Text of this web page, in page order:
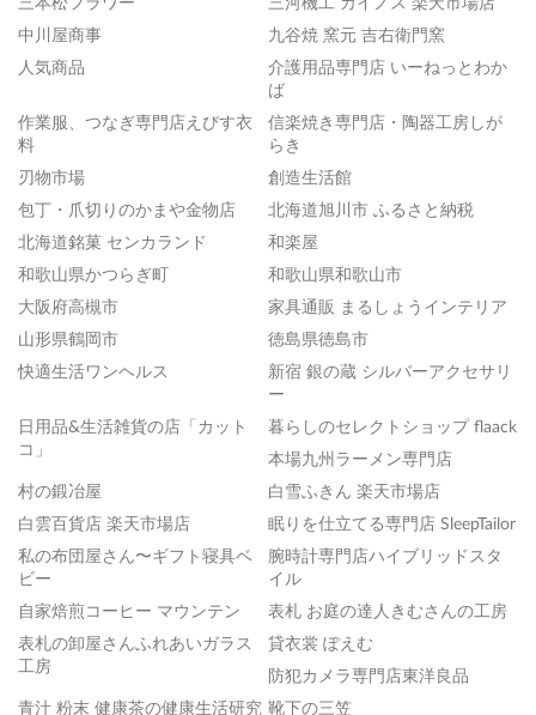
中川屋商事
九谷焼 窯元 吉右衛門窯
人気商品
介護用品専門店 いーねっとわか
ば
作業服、つなぎ専門店えびす衣
料
信楽焼き専門店・陶器工房しが
らき
刃物市場
創造生活館
包丁・爪切りのかまや金物店
北海道旭川市 ふるさと納税
北海道銘菓 センカランド
和楽屋
和歌山県かつらぎ町
和歌山県和歌山市
大阪府高槻市
家具通販 まるしょうインテリア
山形県鶴岡市
徳島県徳島市
快適生活ワンヘルス
新宿 銀の蔵 シルバーアクセサリ
ー
日用品&生活雑貨の店「カット
コ」
暮らしのセレクトショップ flaack
本場九州ラーメン専門店
村の鍛冶屋
白雪ふきん 楽天市場店
白雲百貨店 楽天市場店
眠りを仕立てる専門店 SleepTailor
私の布団屋さん〜ギフト寝具ベ
ビー
腕時計専門店ハイブリッドスタ
イル
自家焙煎コーヒー マウンテン
表札 お庭の達人きむさんの工房
表札の卸屋さんふれあいガラス
工房
貸衣裳 ぽえむ
防犯カメラ専門店東洋良品
青汁 粉末 健康茶の健康生活研究 靴下の三笠